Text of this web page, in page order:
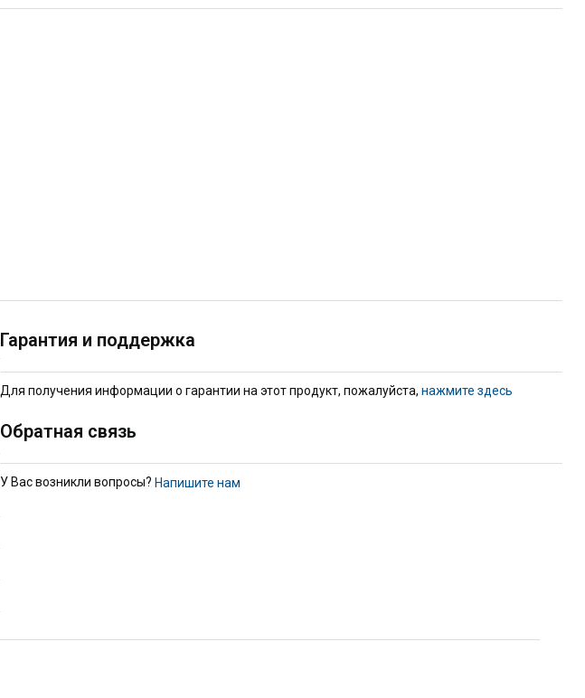
Гарантия и поддержка
Для получения информации о гарантии на этот продукт, пожалуйста, нажмите здесь
Обратная связь
У Вас возникли вопросы? Напишите нам